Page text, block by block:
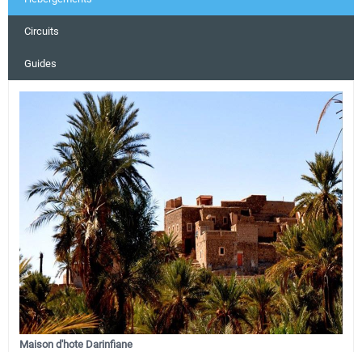
Circuits
Guides
Maison d'hote Darinfiane